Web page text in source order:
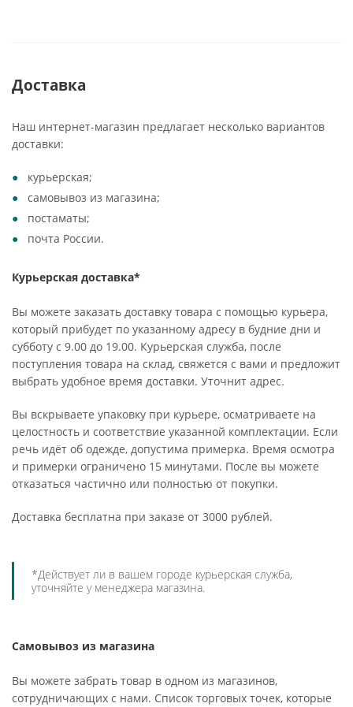
Доставка
Наш интернет-магазин предлагает несколько вариантов
доставки:
курьерская;
самовывоз из магазина;
постаматы;
почта России.
Курьерская доставка*
Вы можете заказать доставку товара с помощью курьера,
который прибудет по указанному адресу в будние дни и
субботу с 9.00 до 19.00. Курьерская служба, после
поступления товара на склад, свяжется с вами и предложит
выбрать удобное время доставки. Уточнит адрес.
Вы вскрываете упаковку при курьере, осматриваете на
целостность и соответствие указанной комплектации. Если
речь идёт об одежде, допустима примерка. Время осмотра
и примерки ограничено 15 минутами. После вы можете
отказаться частично или полностью от покупки.
Доставка бесплатна при заказе от 3000 рублей.
*Действует ли в вашем городе курьерская служба,
уточняйте у менеджера магазина.
Самовывоз из магазина
Вы можете забрать товар в одном из магазинов,
сотрудничающих с нами. Список торговых точек, которые